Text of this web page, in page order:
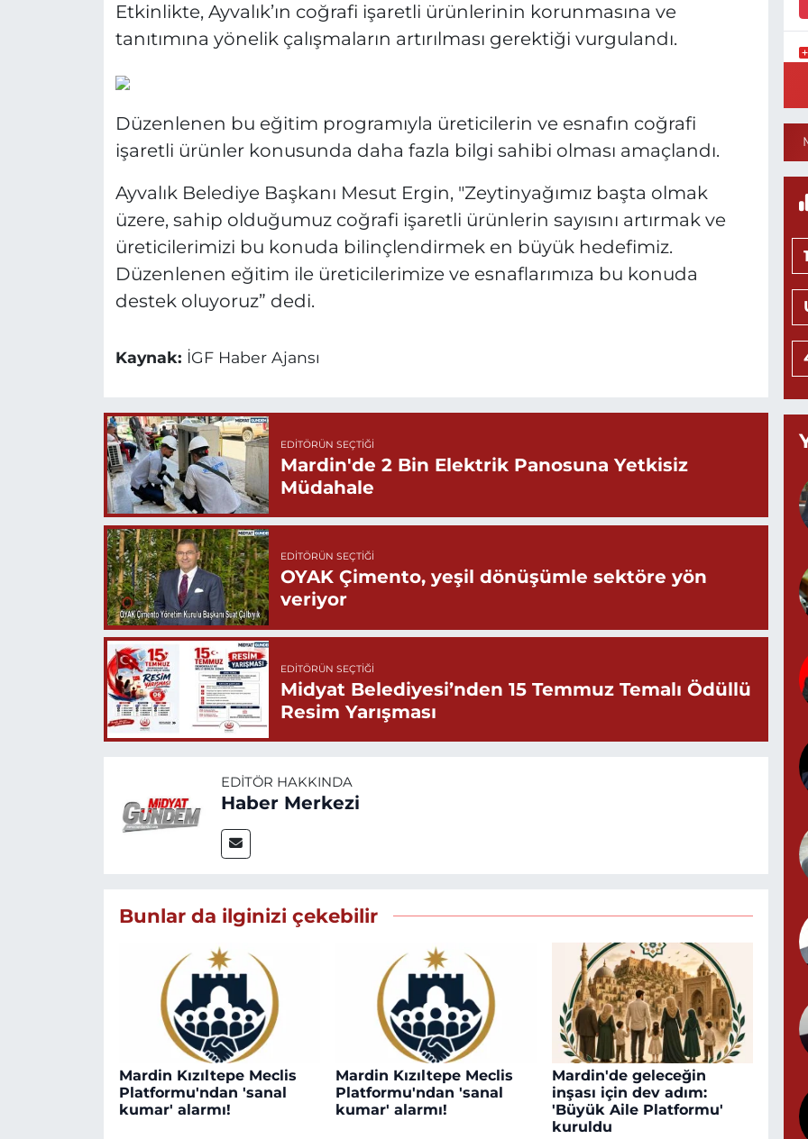
Etkinlikte, Ayvalık’ın coğrafi işaretli ürünlerinin korunmasına ve
tanıtımına yönelik çalışmaların artırılması gerektiği vurgulandı.
Düzenlenen bu eğitim programıyla üreticilerin ve esnafın coğrafi
işaretli ürünler konusunda daha fazla bilgi sahibi olması amaçlandı.
Ayvalık Belediye Başkanı Mesut Ergin, "Zeytinyağımız başta olmak
üzere, sahip olduğumuz coğrafi işaretli ürünlerin sayısını artırmak ve
üreticilerimizi bu konuda bilinçlendirmek en büyük hedefimiz.
Düzenlenen eğitim ile üreticilerimize ve esnaflarımıza bu konuda
destek oluyoruz” dedi.
Kaynak: İGF Haber Ajansı
EDITÖRÜN SEÇTIĞI
Mardin'de 2 Bin Elektrik Panosuna Yetkisiz
Müdahale
EDITÖRÜN SEÇTIĞI
OYAK Çimento, yeşil dönüşümle sektöre yön
veriyor
EDITÖRÜN SEÇTIĞI
Midyat Belediyesi’nden 15 Temmuz Temalı Ödüllü
Resim Yarışması
EDITÖR HAKKINDA
Haber Merkezi
Bunlar da ilginizi çekebilir
Mardin Kızıltepe Meclis
Platformu'ndan 'sanal
kumar' alarmı!
Mardin Kızıltepe Meclis
Platformu'ndan 'sanal
kumar' alarmı!
Mardin'de geleceğin
inşası için dev adım:
'Büyük Aile Platformu'
kuruldu